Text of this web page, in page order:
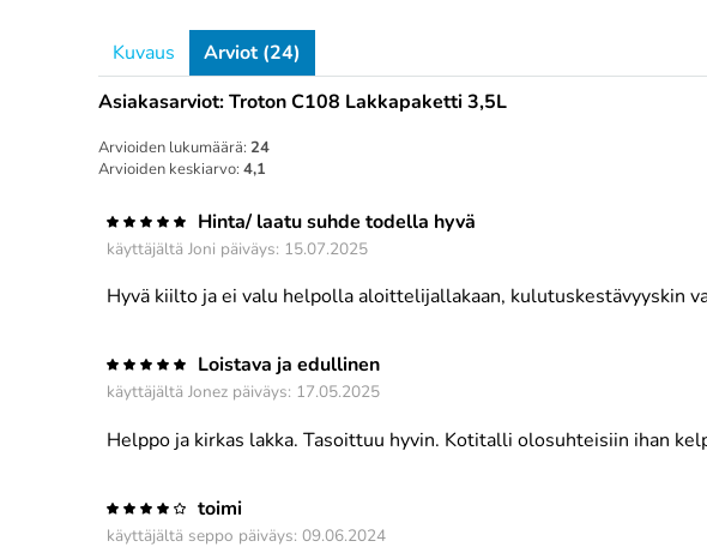
Kuvaus
Arviot (24)
Asiakasarviot: Troton C108 Lakkapaketti 3,5L
Arvioiden lukumäärä: 24
Arvioiden keskiarvo: 4,1
Hinta/ laatu suhde todella hyvä
käyttäjältä Joni päiväys: 15.07.2025
Hyvä kiilto ja ei valu helpolla aloittelijallakaan, kulutuskestävyyskin
Loistava ja edullinen
käyttäjältä Jonez päiväys: 17.05.2025
Helppo ja kirkas lakka. Tasoittuu hyvin. Kotitalli olosuhteisiin ihan
toimi
käyttäjältä seppo päiväys: 09.06.2024